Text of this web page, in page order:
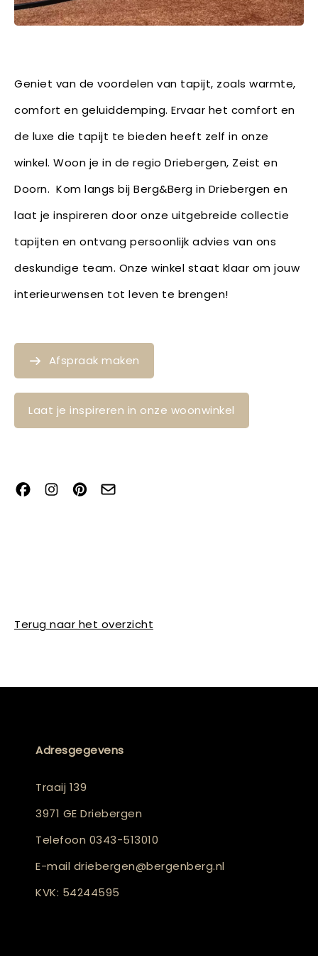
Geniet van de voordelen van tapijt, zoals warmte,
comfort en geluiddemping. Ervaar het comfort en
de luxe die tapijt te bieden heeft zelf in onze
winkel. Woon je in de regio Driebergen, Zeist en
Doorn. Kom langs bij Berg&Berg in Driebergen en
laat je inspireren door onze uitgebreide collectie
tapijten en ontvang persoonlijk advies van ons
deskundige team. Onze winkel staat klaar om jouw
interieurwensen tot leven te brengen!
Afspraak maken
Laat je inspireren in onze woonwinkel
Terug naar het overzicht
Adresgegevens
Traaij 139
3971 GE Driebergen
Telefoon 0343-513010
E-mail driebergen@bergenberg.nl
KVK: 54244595